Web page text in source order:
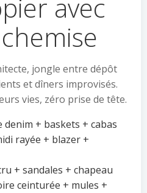
avec
jongle entre dépôt
et dîners improvisés.
vies, zéro prise de tête.
denim + baskets + cabas
rayée + blazer +
+ sandales + chapeau
ceinturée + mules +